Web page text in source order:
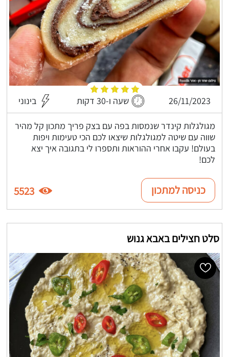
26/11/2023 שעה ו-30 דקות בינוני
מגולגלות קינדר שנמסות בפה עם בצק פריך מתכון קל מהיר
שווה עם שיטה למגולגלות שיצאו לכם הכי טעימות ויפות
בעולם! עקבו אחרי ההוראות ותספרו לי בתגובה איך יצא
לכם!
כניסה למתכון 5523
סלט חצילים באבא גנוש